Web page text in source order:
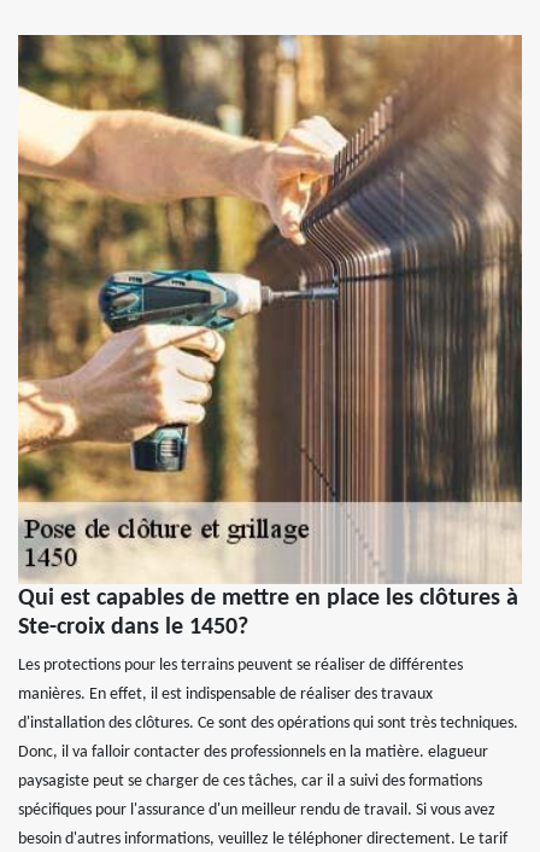
Qui est capables de mettre en place les clôtures à
Ste-croix dans le 1450?
Les protections pour les terrains peuvent se réaliser de différentes
manières. En effet, il est indispensable de réaliser des travaux
d'installation des clôtures. Ce sont des opérations qui sont très techniques.
Donc, il va falloir contacter des professionnels en la matière. elagueur
paysagiste peut se charger de ces tâches, car il a suivi des formations
spécifiques pour l'assurance d'un meilleur rendu de travail. Si vous avez
besoin d'autres informations, veuillez le téléphoner directement. Le tarif